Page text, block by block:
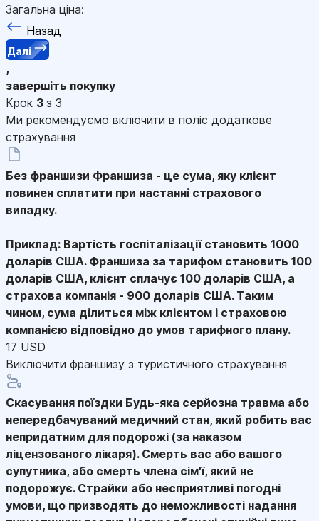
Загальна ціна:
Назад
Далі
,
завершіть покупку
Крок 3 з 3
Ми рекомендуємо включити в поліс додаткове
страхування
Без франшизи Франшиза - це сума, яку клієнт
повинен сплатити при настанні страхового
випадку.
Приклад: Вартість госпіталізації становить 1000
доларів США. Франшиза за тарифом становить 100
доларів США, клієнт сплачує 100 доларів США, а
страхова компанія - 900 доларів США. Таким
чином, сума ділиться між клієнтом і страховою
компанією відповідно до умов тарифного плану.
17 USD
Виключити франшизу з туристичного страхування
Скасування поїздки Будь-яка серйозна травма або
непередбачуваний медичний стан, який робить вас
непридатним для подорожі (за наказом
ліцензованого лікаря). Смерть вас або вашого
супутника, або смерть члена сім'ї, який не
подорожує. Страйки або несприятливі погодні
умови, що призводять до неможливості надання